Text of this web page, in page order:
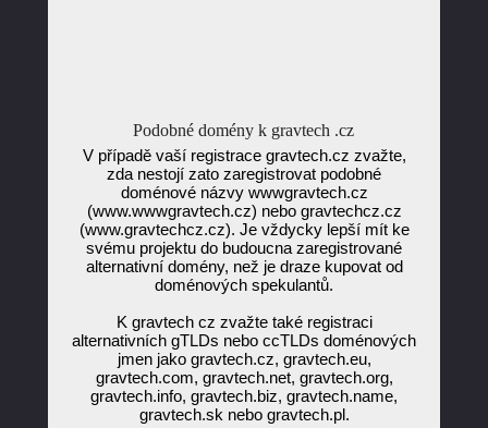
Podobné domény k gravtech .cz
V případě vaší registrace gravtech.cz zvažte,
zda nestojí zato zaregistrovat podobné
doménové názvy wwwgravtech.cz
(www.wwwgravtech.cz) nebo gravtechcz.cz
(www.gravtechcz.cz). Je vždycky lepší mít ke
svému projektu do budoucna zaregistrované
alternativní domény, než je draze kupovat od
doménových spekulantů.
K gravtech cz zvažte také registraci
alternativních gTLDs nebo ccTLDs doménových
jmen jako gravtech.cz, gravtech.eu,
gravtech.com, gravtech.net, gravtech.org,
gravtech.info, gravtech.biz, gravtech.name,
gravtech.sk nebo gravtech.pl.